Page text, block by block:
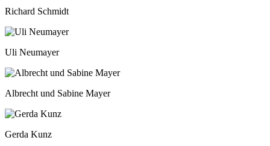
Richard Schmidt
Uli Neumayer
Albrecht und Sabine Mayer
Gerda Kunz